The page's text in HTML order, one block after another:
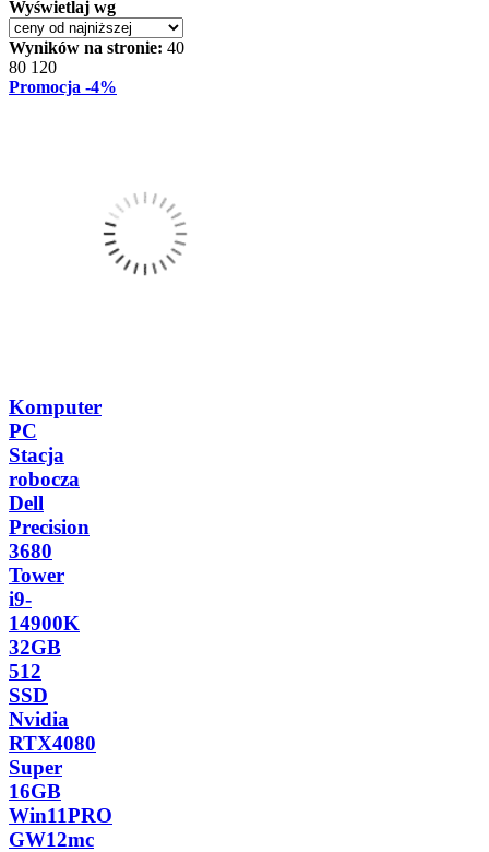
Wyświetlaj wg
Wyników na stronie: 40
80 120
Promocja -4%
Komputer
PC
Stacja
robocza
Dell
Precision
3680
Tower
i9-
14900K
32GB
512
SSD
Nvidia
RTX4080
Super
16GB
Win11PRO
GW12mc